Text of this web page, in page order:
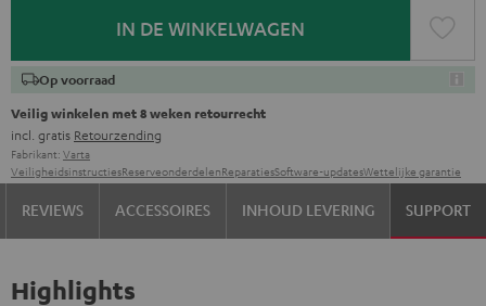
IN DE WINKELWAGEN
Op voorraad
Veilig winkelen met 8 weken retourrecht
incl. gratis Retourzending
Fabrikant: Varta
VeiligheidsinstructiesReserveonderdelenReparatiesSoftware-updatesWettelijke garantie
REVIEWS ACCESSOIRES INHOUD LEVERING SUPPORT
Highlights